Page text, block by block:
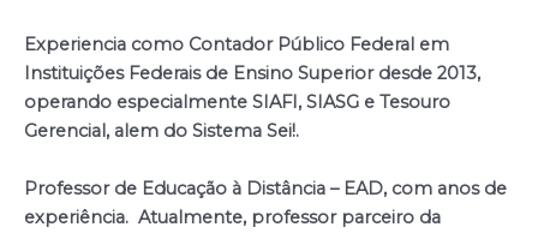
Experiencia como Contador Público Federal em
Instituições Federais de Ensino Superior desde 2013,
operando especialmente SIAFI, SIASG e Tesouro
Gerencial, alem do Sistema Sei!.
Professor de Educação à Distância – EAD, com anos de
experiência. Atualmente, professor parceiro da